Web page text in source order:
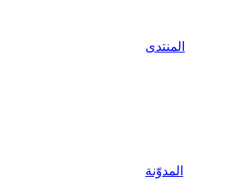
المنتدى
المدوّنة